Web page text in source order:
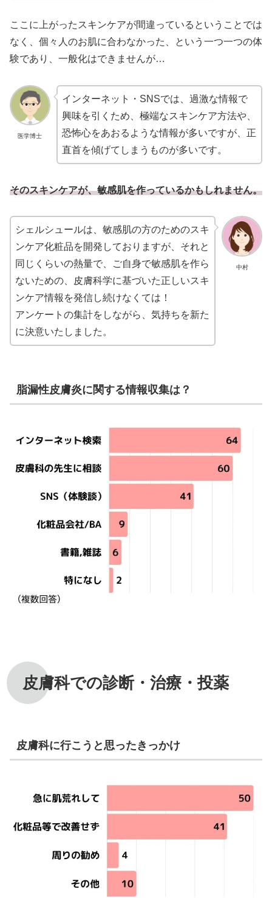
ここに上がったスキンケアが間違っているということでは
なく、個々人のお肌に合わなかった、という一つ一つの体
験であり、一般化はできませんが…
医学博士
インターネット・SNSでは、過激な情報で
興味を引くため、極端なスキンケア方法や、
恐怖心をあおるような情報が多いですが、正
直首を傾げてしまうものが多いです。
そのスキンケアが、敏感肌を作っているかもしれません。
中村
シェルシュールは、敏感肌の方のためのスキ
ンケア化粧品を開発しておりますが、それと
同じくらいの熱量で、ご自身で敏感肌を作ら
ないための、皮膚科学に基づいた正しいスキ
ンケア情報を発信し続けなくては！
アンケートの集計をしながら、気持ちを新た
に決意いたしました。
脂漏性皮膚炎に関する情報収集は？
皮膚科での診断・治療・投薬
皮膚科に行こうと思ったきっかけ